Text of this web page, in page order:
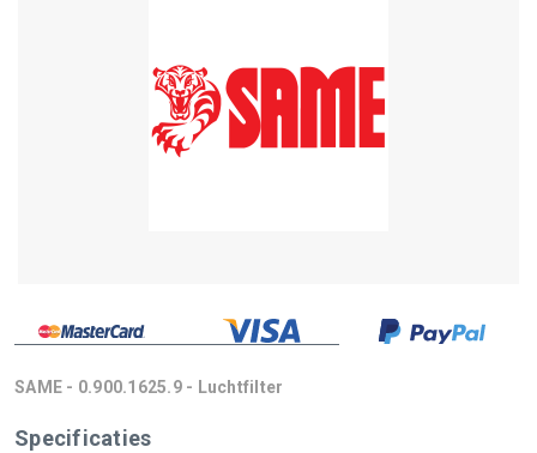
SAME - 0.900.1625.9 - Luchtfilter
Specificaties